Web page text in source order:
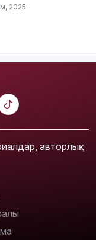
2025
авторлық